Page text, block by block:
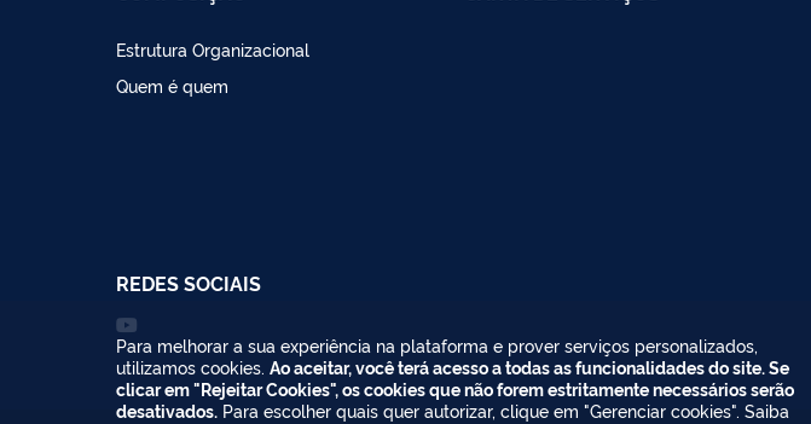
Estrutura Organizacional
Quem é quem
REDES SOCIAIS
Para melhorar a sua experiência na plataforma e prover serviços personalizados,
utilizamos cookies. Ao aceitar, você terá acesso a todas as funcionalidades do site. Se
clicar em "Rejeitar Cookies", os cookies que não forem estritamente necessários serão
desativados. Para escolher quais quer autorizar, clique em "Gerenciar cookies". Saiba